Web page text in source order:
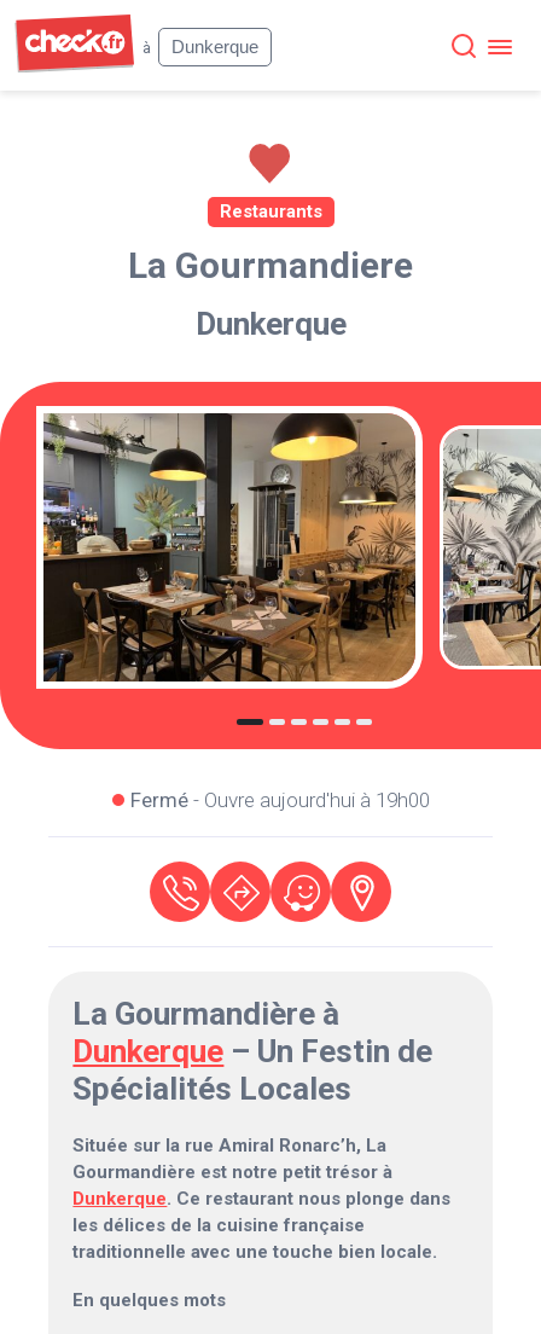
à
Dunkerque
Restaurants
La Gourmandiere
Dunkerque
Fermé- Ouvre aujourd'hui à 19h00
La Gourmandière à
Dunkerque – Un Festin de
Spécialités Locales
Située sur la rue Amiral Ronarc’h, La
Gourmandière est notre petit trésor à
Dunkerque. Ce restaurant nous plonge dans
les délices de la cuisine française
traditionnelle avec une touche bien locale.
En quelques mots